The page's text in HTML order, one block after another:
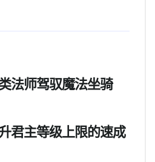
法师驾驭魔法坐骑
君主等级上限的速成